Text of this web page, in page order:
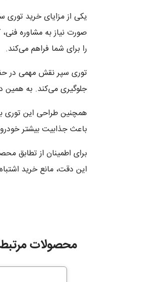
را برای شما فراهم می‌کند.
توری سپر نقش مهمی در
جلوگیری می‌کند. به همین
همچنین طراحی این توری
باعث جذابیت بیشتر
برای اطمینان از تطابق
این دقت، مانع خرید
محصولات مرتبط